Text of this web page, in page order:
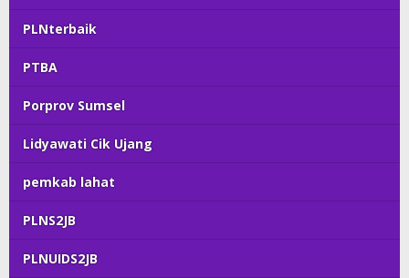
PLNterbaik
PTBA
Porprov Sumsel
Lidyawati Cik Ujang
pemkab lahat
PLNS2JB
PLNUIDS2JB